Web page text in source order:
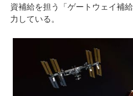
資補給を担う「ゲートウェイ補
力している。